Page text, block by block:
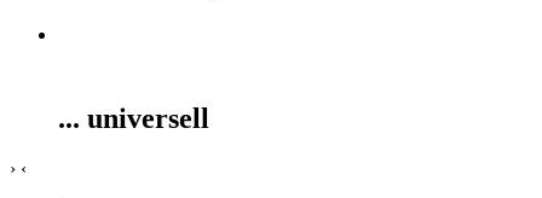
... universell
› ‹